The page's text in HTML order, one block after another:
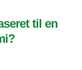
til en